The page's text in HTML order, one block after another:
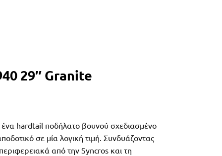
29″ Granite
ένα hardtail ποδήλατο βουνού σχεδιασμένο
σε μία λογική τιμή. Συνδυάζοντας
από την Syncros και τη